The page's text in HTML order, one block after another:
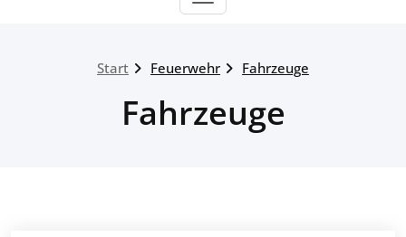
Start Feuerwehr Fahrzeuge
Fahrzeuge